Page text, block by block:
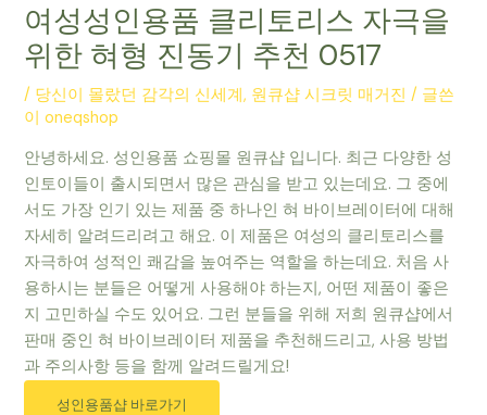
여성성인용품 클리토리스 자극을
위한 혀형 진동기 추천 0517
/ 당신이 몰랐던 감각의 신세계, 원큐샵 시크릿 매거진 / 글쓴
이oneqshop
안녕하세요. 성인용품 쇼핑몰 원큐샵 입니다. 최근 다양한 성
인토이들이 출시되면서 많은 관심을 받고 있는데요. 그 중에
서도 가장 인기 있는 제품 중 하나인 혀 바이브레이터에 대해
자세히 알려드리려고 해요. 이 제품은 여성의 클리토리스를
자극하여 성적인 쾌감을 높여주는 역할을 하는데요. 처음 사
용하시는 분들은 어떻게 사용해야 하는지, 어떤 제품이 좋은
지 고민하실 수도 있어요. 그런 분들을 위해 저희 원큐샵에서
판매 중인 혀 바이브레이터 제품을 추천해드리고, 사용 방법
과 주의사항 등을 함께 알려드릴게요!
성인용품샵 바로가기